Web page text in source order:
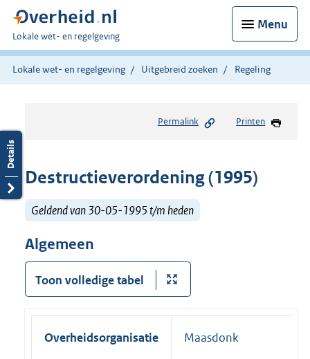
Menu
U
bent
hier:
Lokale wet- en regelgeving
Lokale wet- en regelgeving Uitgebreid zoeken Regeling
Permalink Printen
Destructieverordening (1995)
Geldend van 30-05-1995 t/m heden
Algemeen
Toon volledige tabel
Overheidsorganisatie Maasdonk